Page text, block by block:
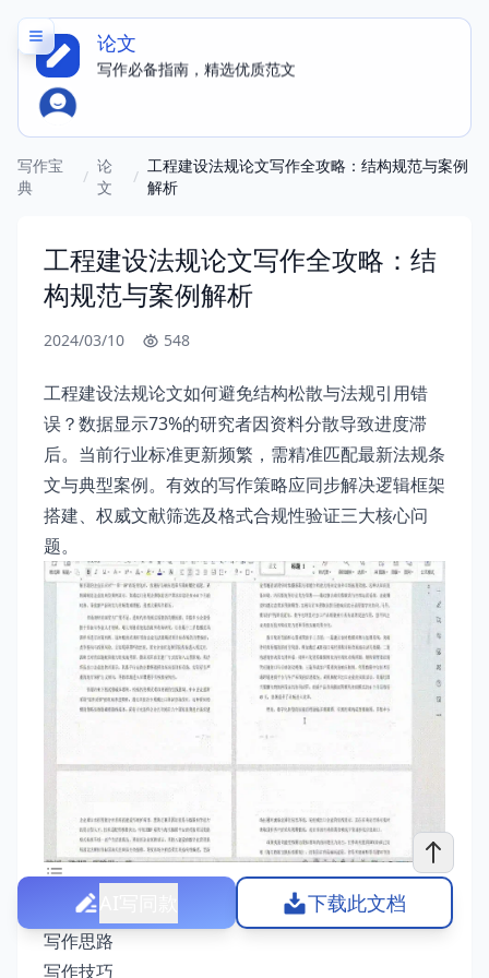
论文
写作必备指南，精选优质范文
写作宝
典
/
论
文
/
工程建设法规论文写作全攻略：结构规范与案例
解析
工程建设法规论文写作全攻略：结
构规范与案例解析
2024/03/10 548
工程建设法规论文如何避免结构松散与法规引用错
误？数据显示73%的研究者因资料分散导致进度滞
后。当前行业标准更新频繁，需精准匹配最新法规条
文与典型案例。有效的写作策略应同步解决逻辑框架
搭建、权威文献筛选及格式合规性验证三大核心问
题。
工程建设法规论文写作指南
写作思路
写作技巧
下载此文档